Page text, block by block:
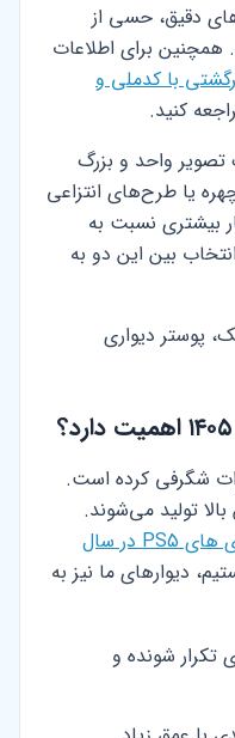
دقیق، حسی از
همچنین برای اطلاعات
با کدملی و
کنید.
تصویر واحد و بزرگ
یا طرح‌های انتزاعی
بیشتری نسبت به
بین این دو به
پوستر دیواری
در سال ۱۴۰۵ تغییرات شگرفی کرده است.
تولید می‌شوند.
بهترین بازی های PS5 در سال
دیوارهای ما نیز به
تکرار شونده و